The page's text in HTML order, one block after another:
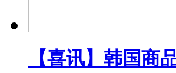
【喜讯】韩国商